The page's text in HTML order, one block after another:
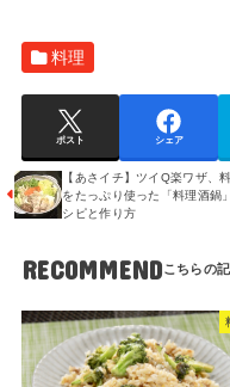
料理
ポスト シェア
【あさイチ】ツイQ楽ワザ、
をたっぷり使った「料理酒鍋
シピと作り方
RECOMMEND